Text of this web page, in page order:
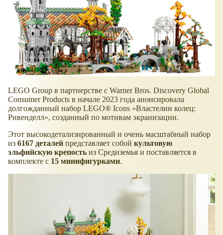
LEGO Group в партнерстве с Warner Bros. Discovery Global
Consumer Products в начале 2023 года анонсировала
долгожданный набор LEGO® Icons
Властелин колец:
Ривенделл , созданный по мотивам экранизации.
Этот высокодетализированный и очень масштабный набор
из 6167 деталей представляет собой культовую
эльфийскую крепость из Средиземья и поставляется в
комплекте с 15 минифигурками.